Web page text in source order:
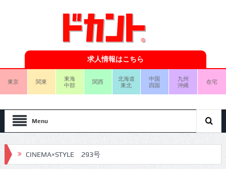
求人情報はこちら
東京 関東
東海
中部
関西
北海道
東北
中国
四国
九州
沖縄
在宅
Menu
CINEMA×STYLE 293号